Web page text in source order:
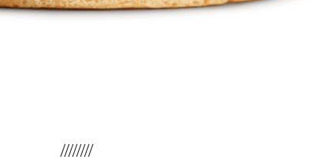
////////